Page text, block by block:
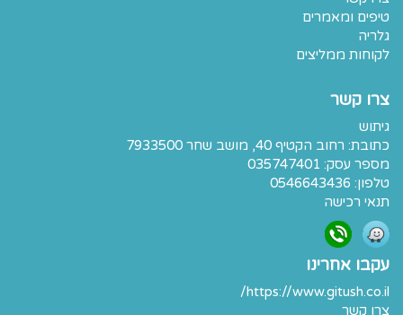
טיפים ומאמרים
גלריה
לקוחות ממליצים
צרו קשר
גיתוש
כתובת: רחוב הקטיף 40, מושב שחר 7933500
מספר עסק: 035747401
טלפון: 0546643436
תנאי רכישה
עקבו אחרינו
https://www.gitush.co.il/
צרו קשר